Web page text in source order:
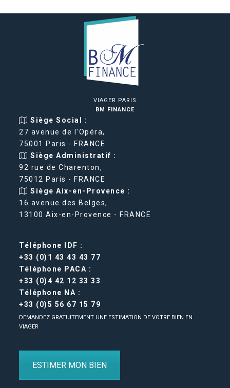
VIAGER PARIS
BM FINANCE
Siège Social :
27 avenue de l'Opéra,
75001 Paris - FRANCE
Siège Administratif :
92 rue de Charenton,
75012 Paris - FRANCE
Siège Aix-en-Provence :
16 avenue des Belges,
13100 Aix-en-Provence - FRANCE
Téléphone IDF :
+33 (0)1 43 43 43 77
Téléphone PACA :
+33 (0)4 42 12 33 33
Téléphone NA :
+33 (0)5 56 67 15 79
DEMANDEZ GRATUITEMENT UNE ESTIMATION DE VOTRE BIEN EN
VIAGER
ESTIMER MON BIEN